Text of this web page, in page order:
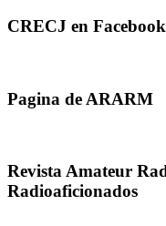
CRECJ en Facebook
Pagina de ARARM
Revista Amateur
Radioaficionados